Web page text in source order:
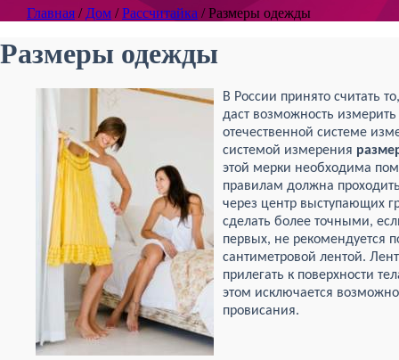
Главная / Дом /Рассчитайка /Размеры одежды
Размеры одежды
В России принято считать
даст возможность
отечественной системе
системой измерения
этой мерки необходима
правилам должна
через центр выступающих
сделать более точными,
первых, не рекомендуется
сантиметровой лентой.
прилегать к поверхности
этом исключается
провисания.